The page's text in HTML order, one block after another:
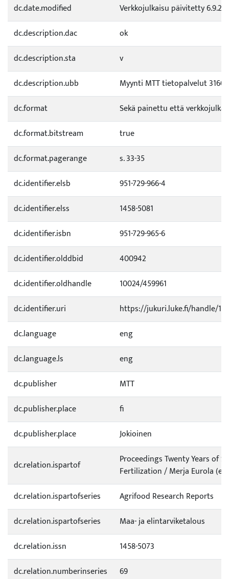
dc.date.modified
Verkkojulkaisu päivitetty
dc.description.dac
ok
dc.description.sta
v
dc.description.ubb
Myynti MTT tietopalvelut
dc.format
Sekä painettu että
dc.format.bitstream
true
dc.format.pagerange
s. 33-35
dc.identifier.elsb
951-729-966-4
dc.identifier.elss
1458-5081
dc.identifier.isbn
951-729-965-6
dc.identifier.olddbid
400942
dc.identifier.oldhandle
10024/459961
dc.identifier.uri
https://jukuri.luke.fi/handle/
dc.language
eng
dc.language.ls
eng
dc.publisher
MTT
dc.publisher.place
fi
dc.publisher.place
Jokioinen
dc.relation.ispartof
Proceedings Twenty Years of
Fertilization / Merja Eurola
dc.relation.ispartofseries
Agrifood Research Reports
dc.relation.ispartofseries
Maa- ja elintarviketalous
dc.relation.issn
1458-5073
dc.relation.numberinseries
69